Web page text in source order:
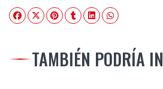
TAMBIÉN PODRÍA